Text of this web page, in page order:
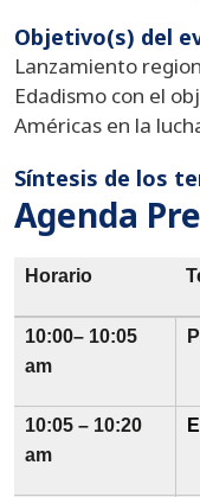
Objetivo(s) del
Lanzamiento
Edadismo con el
Américas en la
Síntesis de los
Agenda
Horario
10:00– 10:05
am
10:05 – 10:20
am